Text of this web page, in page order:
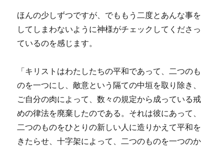
ほんの少しずつですが、でももう二度とあんな事を
してしまわないように神様がチェックしてくださっ
ているのを感じます。
「キリストはわたしたちの平和であって、二つのも
のを一つにし、敵意という隔ての中垣を取り除き、
ご自分の肉によって、数々の規定から成っている戒
めの律法を廃棄したのである。それは彼にあって、
二つのものをひとりの新しい人に造りかえて平和を
きたらせ、十字架によって、二つのものを一つのか